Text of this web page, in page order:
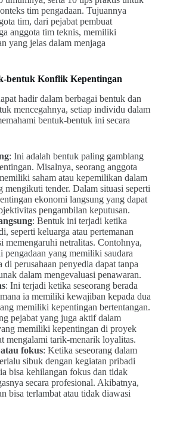
tim pengadaan. Tujuannya
tim, dari pejabat pembuat
anggota tim teknis, memiliki
yang jelas dalam menjaga
bentuk Konflik Kepentingan
hadir dalam berbagai bentuk dan
mencegahnya, setiap individu dalam
bentuk-bentuk ini secara
: Ini adalah bentuk paling gamblang
Misalnya, seorang anggota
saham atau kepemilikan dalam
mengikuti tender. Dalam situasi seperti
ekonomi langsung yang dapat
pengambilan keputusan.
: Bentuk ini terjadi ketika
seperti keluarga atau pertemanan
memengaruhi netralitas. Contohnya,
pengadaan yang memiliki saudara
di perusahaan penyedia dapat tanpa
dalam mengevaluasi penawaran.
: Ini terjadi ketika seseorang berada
ia memiliki kewajiban kepada dua
memiliki kepentingan bertentangan.
pejabat yang juga aktif dalam
memiliki kepentingan di proyek
mengalami tarik-menarik loyalitas.
fokus: Ketika seseorang dalam
sibuk dengan kegiatan pribadi
bisa kehilangan fokus dan tidak
secara profesional. Akibatnya,
bisa terlambat atau tidak diawasi